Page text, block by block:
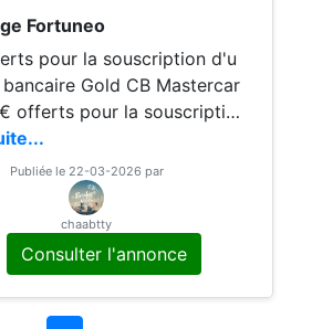
Fortuneo
pour la souscription d'u
Gold CB Mastercar
offerts pour la souscriptio
bancaire Fosfo Masterc
versés directement sur
à l'ouverture
Publiée le 22-03-2026 par
chaabtty
Consulter l'annonce